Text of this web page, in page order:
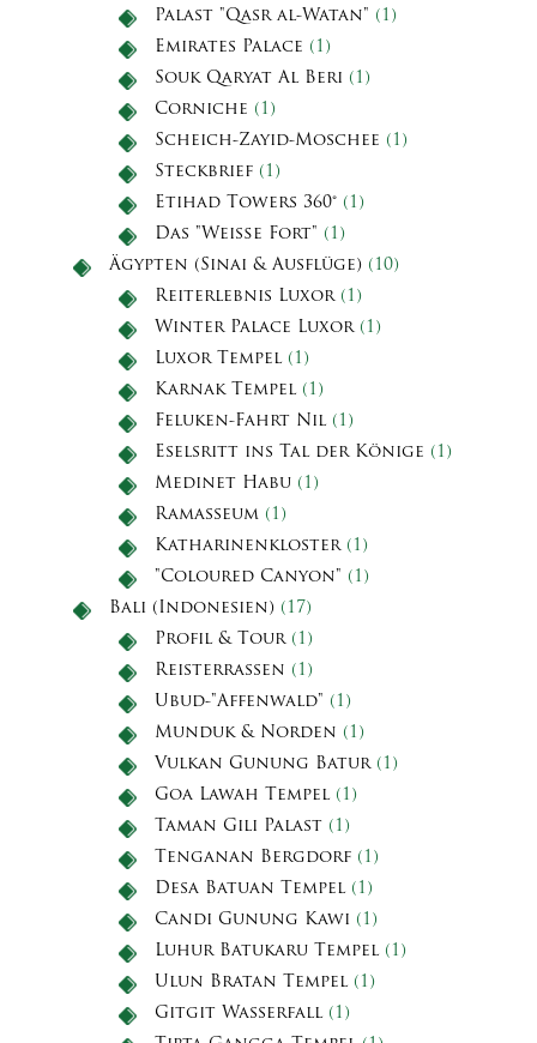
Palast "Qasr al-Watan" (1)
Emirates Palace (1)
Souk Qaryat Al Beri (1)
Corniche (1)
Scheich-Zayid-Moschee (1)
Steckbrief (1)
Etihad Towers 360° (1)
Das "Weiße Fort" (1)
Ägypten (Sinai & Ausflüge) (10)
Reiterlebnis Luxor(1)
Winter Palace Luxor(1)
Luxor Tempel (1)
Karnak Tempel (1)
Feluken-Fahrt Nil (1)
Eselsritt ins Tal der Könige (1)
Medinet Habu (1)
Ramasseum (1)
Katharinenkloster(1)
"Coloured Canyon" (1)
Bali (Indonesien) (17)
Profil & Tour(1)
Reisterrassen (1)
Ubud-"Affenwald" (1)
Munduk & Norden (1)
Vulkan Gunung Batur(1)
Goa Lawah Tempel (1)
Taman Gili Palast (1)
Tenganan Bergdorf (1)
Desa Batuan Tempel (1)
Candi Gunung Kawi (1)
Luhur Batukaru Tempel (1)
Ulun Bratan Tempel (1)
Gitgit Wasserfall (1)